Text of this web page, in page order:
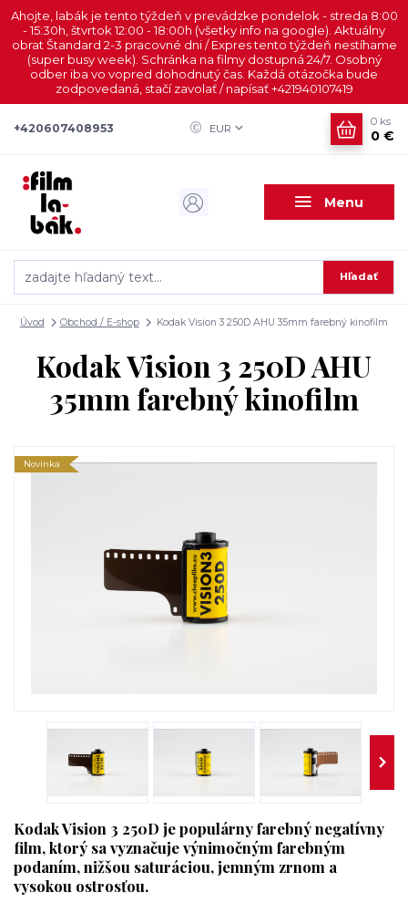
Ahojte, labák je tento týždeň v prevádzke pondelok - streda 8:00
- 15:30h, štvrtok 12:00 - 18:00h (všetky info na google). Aktuálny
obrat Štandard 2-3 pracovné dni / Expres tento týždeň nestíhame
(super busy week). Schránka na filmy dostupná 24/7. Osobný
odber iba vo vopred dohodnutý čas. Každá otázočka bude
zodpovedaná, stačí zavolať / napísať +421940107419
Menu
EUR
Hľadať
+420607408953
0 ks
0 €
Úvod Obchod / E-shop Kodak Vision 3 250D AHU 35mm farebný kinofilm
Kodak Vision 3 250D AHU
35mm farebný kinofilm
Novinka
Kodak Vision 3 250D je populárny farebný negatívny
film, ktorý sa vyznačuje výnimočným farebným
podaním, nižšou saturáciou, jemným zrnom a
vysokou ostrosťou.